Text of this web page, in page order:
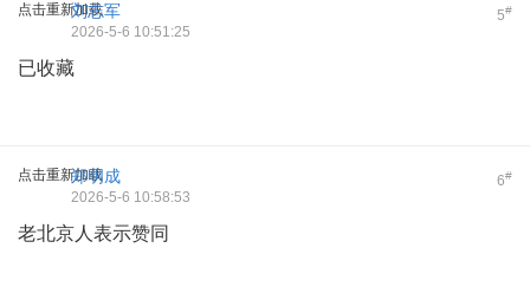
点击重新加载 5#
刘志军
2026-5-6 10:51:25
已收藏
点击重新加载 6#
郑明成
2026-5-6 10:58:53
老北京人表示赞同